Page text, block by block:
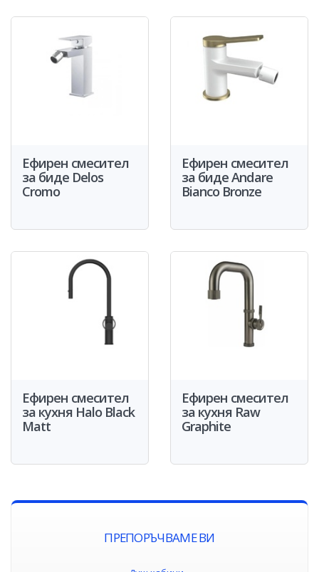
Ефирен смесител
за биде Delos
Cromo
Ефирен смесител
за биде Andare
Bianco Bronze
Ефирен смесител
за кухня Halo Black
Matt
Ефирен смесител
за кухня Raw
Graphite
ПРЕПОРЪЧВАМЕ ВИ